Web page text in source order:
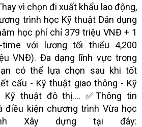
vì chọn đi xuất khẩu lao động,
trình học Kỹ thuật Dân dụng
học phí chỉ 379 triệu VNĐ + 1
với lương tối thiểu 4,200
VNĐ). Đa dạng lĩnh vực trong
có thể lựa chọn sau khi tốt
cấu - Kỹ thuật giao thông - Kỹ
thuật đô thị.... ✅Thông tin
điều kiện chương trình Vừa học
Xây dựng tại đây: